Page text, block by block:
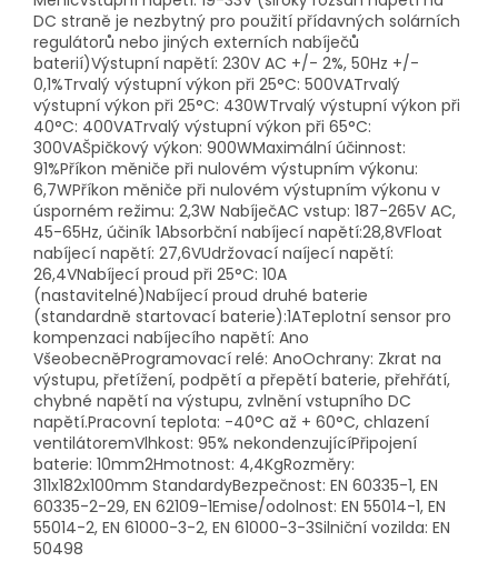
DC straně je nezbytný pro použití přídavných solárních
regulátorů nebo jiných externích nabíječů
baterií)Výstupní napětí: 230V AC +/- 2%, 50Hz +/-
0,1%Trvalý výstupní výkon při 25°C: 500VATrvalý
výstupní výkon při 25°C: 430WTrvalý výstupní výkon při
40°C: 400VATrvalý výstupní výkon při 65°C:
300VAŠpičkový výkon: 900WMaximální účinnost:
91%Příkon měniče při nulovém výstupním výkonu:
6,7WPříkon měniče při nulovém výstupním výkonu v
úsporném režimu: 2,3W NabíječAC vstup: 187-265V AC,
45-65Hz, účiník 1Absorbční nabíjecí napětí:28,8VFloat
nabíjecí napětí: 27,6VUdržovací naíjecí napětí:
26,4VNabíjecí proud při 25°C: 10A
(nastavitelné)Nabíjecí proud druhé baterie
(standardně startovací baterie):1ATeplotní sensor pro
kompenzaci nabíjecího napětí: Ano
VšeobecněProgramovací relé: AnoOchrany: Zkrat na
výstupu, přetížení, podpětí a přepětí baterie, přehřátí,
chybné napětí na výstupu, zvlnění vstupního DC
napětí.Pracovní teplota: -40°C až + 60°C, chlazení
ventilátoremVlhkost: 95% nekondenzujícíPřipojení
baterie: 10mm2Hmotnost: 4,4KgRozměry:
311x182x100mm StandardyBezpečnost: EN 60335-1, EN
60335-2-29, EN 62109-1Emise/odolnost: EN 55014-1, EN
55014-2, EN 61000-3-2, EN 61000-3-3Silniční vozilda: EN
50498